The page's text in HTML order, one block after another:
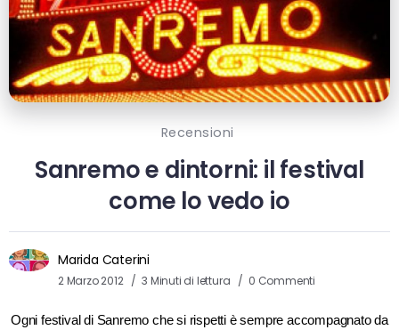
Recensioni
Sanremo e dintorni: il festival
come lo vedo io
Marida Caterini
2 Marzo 2012 3 Minuti di lettura 0 Commenti
Ogni festival di Sanremo che si rispetti è sempre accompagnato da